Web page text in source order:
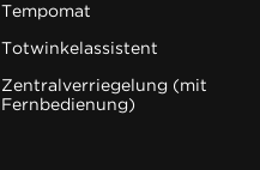
Tempomat
Totwinkelassistent
Zentralverriegelung (mit
Fernbedienung)